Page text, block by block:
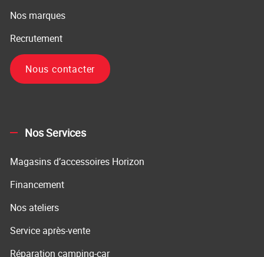
Nos marques
Recrutement
Nous contacter
Nos Services
Magasins d’accessoires Horizon
Financement
Nos ateliers
Service après-vente
Réparation camping-car